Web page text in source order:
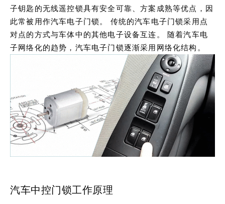
子钥匙的无线遥控锁具有安全可靠、方案成熟等优点，因
此常被用作汽车电子门锁。 传统的汽车电子门锁采用点
对点的方式与车体中的其他电子设备互连。 随着汽车电
子网络化的趋势，汽车电子门锁逐渐采用网络化结构。
汽车中控门锁工作原理